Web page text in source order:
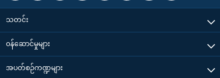
သတင်း
၀န်ဆောင်မှုများ
အပတ်စဉ်ကဏ္ဍများ